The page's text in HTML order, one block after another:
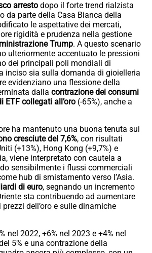
arresto dopo il forte trend rialzista
da parte della Casa Bianca della
le aspettative dei mercati,
rigidità e prudenza nella gestione
Trump. A questo scenario
ulteriormente accentuato le pressioni
dei principali poli mondiali di
inciso sia sulla domanda di gioielleria
evidenziano una flessione della
dalla contrazione dei consumi
ETF collegati all’oro (-65%), anche a
ha mantenuto una buona tenuta sui
cresciute del 7,6%, con risultati
(+13%), Hong Kong (+9,7%) e
viene interpretato con cautela a
sensibilmente i flussi commerciali
hub di smistamento verso l’Asia.
di euro, segnando un incremento
sta contribuendo ad aumentare
dell’oro e sulle dinamiche
nel 2022, +6% nel 2023 e +4% nel
5% e una contrazione della